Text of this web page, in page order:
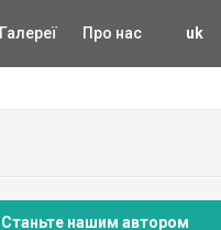
uk
Галереї Про нас
Станьте нашим автором